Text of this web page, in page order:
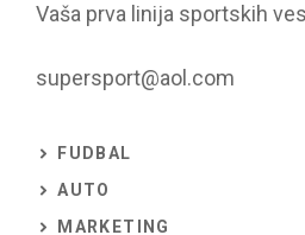
Vaša prva linija sportskih
supersport@aol.com
FUDBAL
AUTO
MARKETING